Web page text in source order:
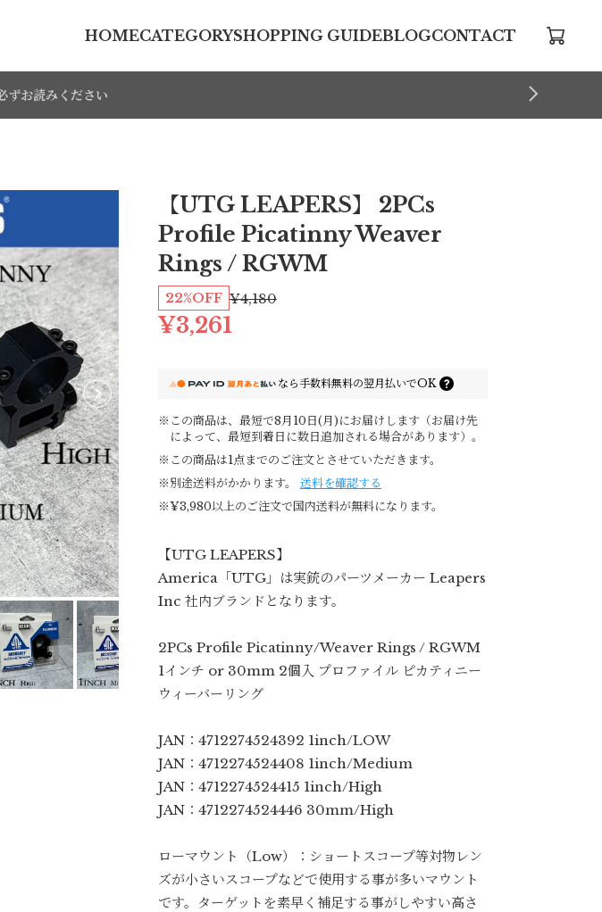
HOMECATEGORYSHOPPING GUIDEBLOGCONTACT
ずお読みください
【UTG LEAPERS】 2PCs
Profile Picatinny Weaver
Rings / RGWM
¥4,180
22%OFF
¥3,261
なら手数料無料の翌月払いでOK
※この商品は、最短で8月10日(月)にお届けします（お届け先
によって、最短到着日に数日追加される場合があります）。
※この商品は1点までのご注文とさせていただきます。
※別途送料がかかります。
送料を確認する
※¥3,980以上のご注文で国内送料が無料になります。
【UTG LEAPERS】
America「UTG」は実銃のパーツメーカー Leapers
Inc 社内ブランドとなります。
2PCs Profile Picatinny/Weaver Rings / RGWM
1インチ or 30mm 2個入 プロファイル ピカティニー
ウィーバーリング
JAN：4712274524392 1inch/LOW
JAN：4712274524408 1inch/Medium
JAN：4712274524415 1inch/High
JAN：4712274524446 30mm/High
ローマウント（Low）：ショートスコープ等対物レン
ズが小さいスコープなどで使用する事が多いマウント
です。ターゲットを素早く補足する事がしやすい高さ